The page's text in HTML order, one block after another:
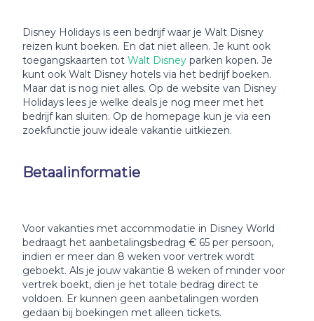
Disney Holidays is een bedrijf waar je Walt Disney
reizen kunt boeken. En dat niet alleen. Je kunt ook
toegangskaarten tot Walt Disney parken kopen. Je
kunt ook Walt Disney hotels via het bedrijf boeken.
Maar dat is nog niet alles. Op de website van Disney
Holidays lees je welke deals je nog meer met het
bedrijf kan sluiten. Op de homepage kun je via een
zoekfunctie jouw ideale vakantie uitkiezen.
Betaalinformatie
Voor vakanties met accommodatie in Disney World
bedraagt het aanbetalingsbedrag € 65 per persoon,
indien er meer dan 8 weken voor vertrek wordt
geboekt. Als je jouw vakantie 8 weken of minder voor
vertrek boekt, dien je het totale bedrag direct te
voldoen. Er kunnen geen aanbetalingen worden
gedaan bij boekingen met alleen tickets.